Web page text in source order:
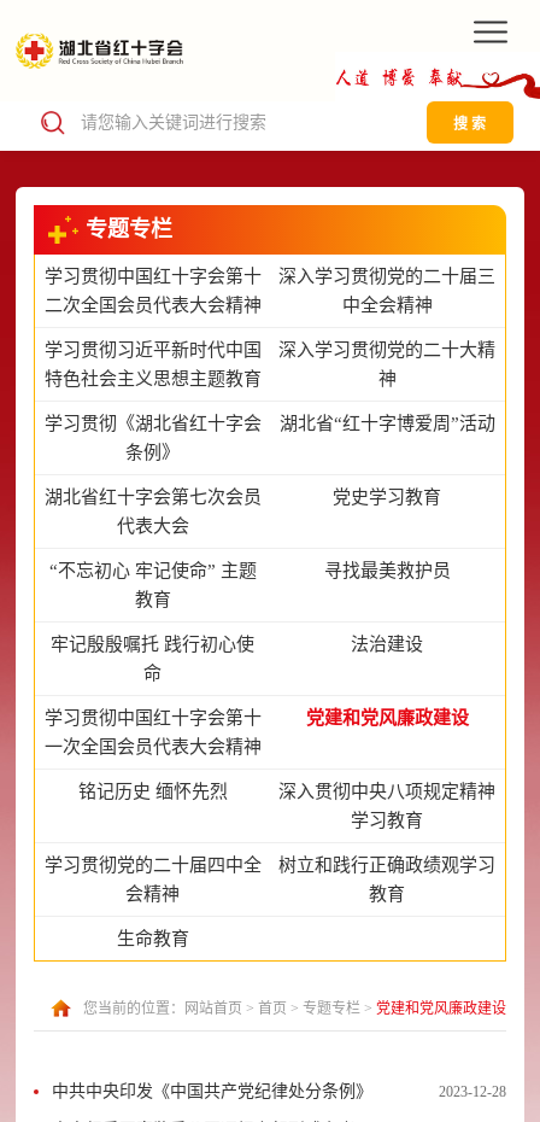
搜 索
专题专栏
学习贯彻中国红十字会第十
二次全国会员代表大会精神
深入学习贯彻党的二十届三
中全会精神
学习贯彻习近平新时代中国
特色社会主义思想主题教育
深入学习贯彻党的二十大精
神
学习贯彻《湖北省红十字会
条例》
湖北省“红十字博爱周”活动
湖北省红十字会第七次会员
代表大会
党史学习教育
“不忘初心 牢记使命” 主题
教育
寻找最美救护员
牢记殷殷嘱托 践行初心使
命
法治建设
学习贯彻中国红十字会第十
一次全国会员代表大会精神
党建和党风廉政建设
铭记历史 缅怀先烈
深入贯彻中央八项规定精神
学习教育
学习贯彻党的二十届四中全
会精神
树立和践行正确政绩观学习
教育
生命教育
您当前的位置： 网站首页 > 首页 > 专题专栏 > 党建和党风廉政建设
中共中央印发《中国共产党纪律处分条例》 2023-12-28